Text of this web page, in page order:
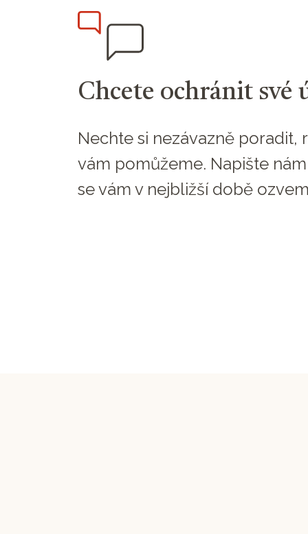
Chcete ochránit své
Nechte si nezávazně poradit,
vám pomůžeme. Napište
se vám v nejbližší době